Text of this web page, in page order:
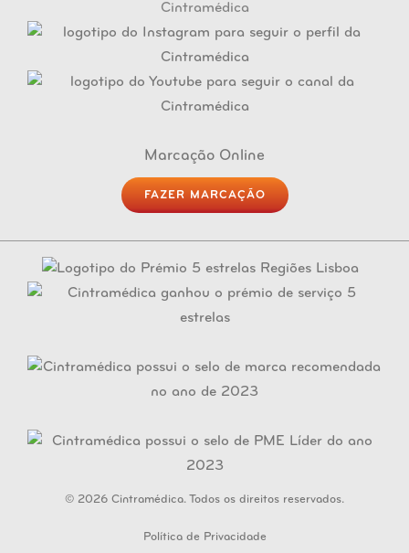
Marcação Online
FAZER MARCAÇÃO
© 2026 Cintramédica. Todos os direitos reservados.
Política de Privacidade